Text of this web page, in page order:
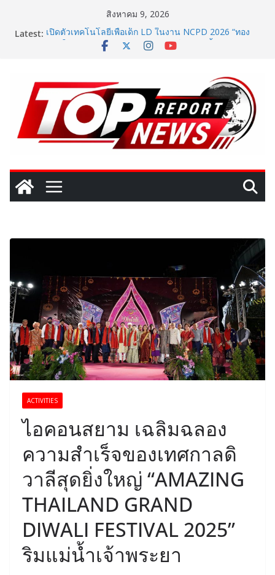
สิงหาคม 9, 2026
Latest: เปิดตัวเทคโนโลยีเพื่อเด็ก LD ในงาน NCPD 2026 “ทอง
ก้อนใหญ่” ชูนวัตกรรมช่วยงานแพทย์และนักฟื้นฟู
คู่องค์ความรู้” ติดปีก SME อาหารไทยแข่งขันได้ในเวทีโลก
Vitafoods Asia 2026 ตัวเร่งอุตสาหกรรมสารสกัดไทย ชู
งานวิจัย – เครือข่ายโลก สร้างมูลค่าเศรษฐกิจใหม่ ขานรับ
ตลาดโภชนาการสุขภาพโลกโตทะลุล้านล้านดอลลาร์
เติมวิตามินซีในทุกวัน พร้อมโปรโมชั่นสุดคุ้ม! “บีไชน์ ไบโอ
โปร ซี” ซื้อ 1 แถม 1 เพียง 49 บาท ที่เซเว่น อีเลฟเว่น ถึง
‘RAKSAPHAN’ เปิดฉากคอลเลกชันระดับมาสเตอร์พีซคอล
เลกชันแรก รังสรรค์ “ผ้าลายน้ำไหล” สู่ชิ้นงานศิลปะสะสม
สุดลิมิเต็ด ถ่ายทอดภูมิปัญญาท้องถิ่นสู่สุนทรียภาพระดับ
สากล
ACTIVITIES
ไอคอนสยาม เฉลิมฉลอง
ความสำเร็จของเทศกาลดิ
วาลีสุดยิ่งใหญ่ “AMAZING
THAILAND GRAND
DIWALI FESTIVAL 2025”
ริมแม่น้ำเจ้าพระยา